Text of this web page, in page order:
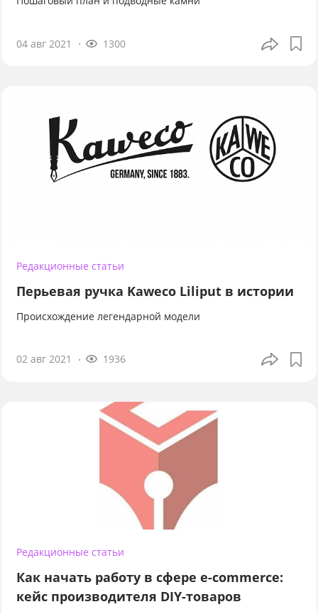
04 авг 2021 1300
Редакционные статьи
Перьевая ручка Kaweco Liliput в истории
Происхождение легендарной модели
02 авг 2021 1936
Редакционные статьи
Как начать работу в сфере e-commerce:
кейс производителя DIY-товаров